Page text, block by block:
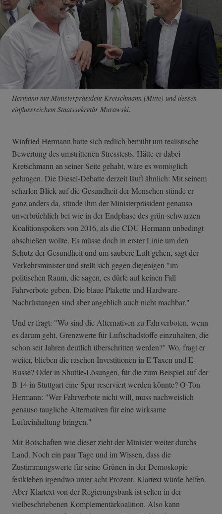
Hermann mit Ministerpräsident Kretschmann (Mitte) und dessen
einflussreichem Staatssekretär Murawski.
Winfried Hermann hatte sich redlich bemüht um realistische
Bewertung des umstrittenen Stresstests. Hätte er dabei
Kretschmann an seiner Seite gehabt, wäre es womöglich
gelungen. Die Diesel-Debatte derzeit läuft ähnlich: Mit seinem
scharfen Blick auf die Gesundheit der Menschen stünde er
ganz anders da, stünde ihm der Ministerpräsident genauso
unverbrüchlich bei wie in der Endphase des grün-schwarzen
Koalitionspokers von 2016, als die CDU Hermann unbedingt
abschießen wollte. Es müsse doch in erster Linie um den
Schutz der Gesundheit und um saubere Luft gehen, sagt der
Verkehrsminister und stellt sich gegen diejenigen "im
politischen Raum, die sagen, es dürfe auf keinen Fall
Fahrverbote geben. Die blaue Plakette und Hardware-
Nachrüstungen sind aber angeblich auch nicht machbar."
Und er fragt: "Wo sind die Alternativen zu Fahrverboten, wenn
es darum geht, Grenzwerte für Luftschadstoffe einzuhalten, die
schon seit Jahren deutlich überschritten werden?" Wo, fragt er
weiter, blieben die raschen Investitionen in E-Taxen und E-
Busse? Oder in Shuttle-Lösungen, für die zum Beispiel auf der
B 14 in Stuttgart eine Spur reserviert werden könnte? O-Ton
Hermann: "Wer Fahrverbote nicht will, muss nachweislich
genauso taugliche Alternativen für eine wirksame
Luftreinhaltung bringen."
Mit Botschaften wie dieser zieht der Minister weiter durchs
Land. Noch ein paar Tage und im Wissen, dass die
Zustimmungswerte für seine Grünen in der Demoskopie
festkleben irgendwo unter acht Prozent. Klartext würde helfen.
Aber Klartext von der Regierungsbank ist selten in der
vielbeschriebenen Komplementärkoalition. Also kann